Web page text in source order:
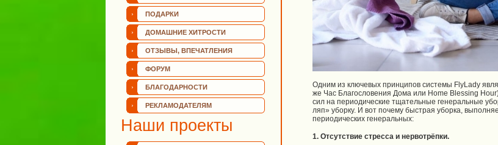
ПОДАРКИ
ДОМАШНИЕ ХИТРОСТИ
ОТЗЫВЫ, ВПЕЧАТЛЕНИЯ
ФОРУМ
БЛАГОДАРНОСТИ
РЕКЛАМОДАТЕЛЯМ
Наши проекты
Одним из ключевых принципов системы FlyLady
же Час Благословения Дома или Home Blessing
сил на периодические тщательные генеральные
ляп» уборку. И вот почему быстрая уборка,
периодических генеральных:
1. Отсутствие стресса и нервотрёпки.